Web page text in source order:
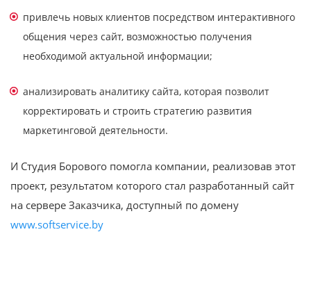
привлечь новых клиентов посредством интерактивного
общения через сайт, возможностью получения
необходимой актуальной информации;
анализировать аналитику сайта, которая позволит
корректировать и строить стратегию развития
маркетинговой деятельности.
И Студия Борового помогла компании, реализовав этот
проект, результатом которого стал разработанный сайт
на сервере Заказчика, доступный по домену
www.softservice.by